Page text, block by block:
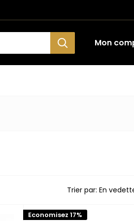
Mon
Trier par: En
Economisez 17%